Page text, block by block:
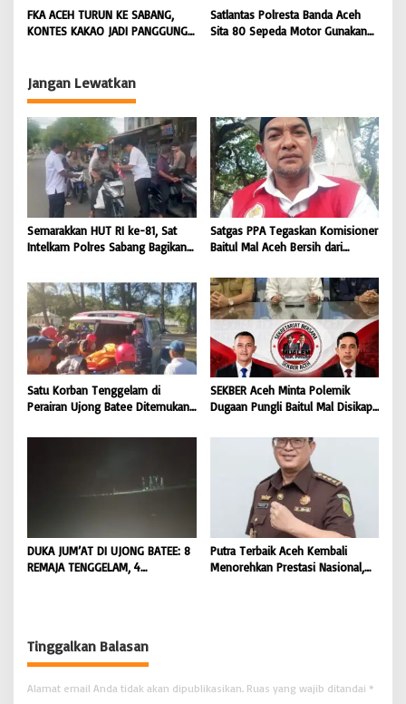
DICARI | BONGKAR ‘Perkara.com
Dipromosikan Menjadi
Koordinator JAM Pidum
Kejaksaan Agung RI |
FKA ACEH TURUN KE SABANG,
KONTES KAKAO JADI PANGGUNG
Satlantas Polresta Banda Aceh
Sita 80 Sepeda Motor Gunakan
Jangan Lewatkan
Semarakkan HUT RI ke-81, Sat
Intelkam Polres Sabang Bagikan
Masyarakat |
BONGKAR’Perkara.com
Satgas PPA Tegaskan Komisioner
Baitul Mal Aceh Bersih dari
Masyarakat Diminta Hentikan
Penyebaran Hoaks | BONGKAR
‘Perkara.com
Satu Korban Tenggelam di
Perairan Ujong Batee Ditemukan,
Pencarian Satu Korban Lain |
SEKBER Aceh Minta Polemik
Dugaan Pungli Baitul Mal Disikapi
Hukum terhadap Oknum |
BONGKAR ‘Perkara.com
DUKA JUM’AT DI UJONG BATEE: 8
REMAJA TENGGELAM, 4
Putra Terbaik Aceh Kembali
Menorehkan Prestasi Nasional,
Tinggalkan Balasan
Alamat email Anda tidak akan dipublikasikan. Ruas yang wajib ditandai *